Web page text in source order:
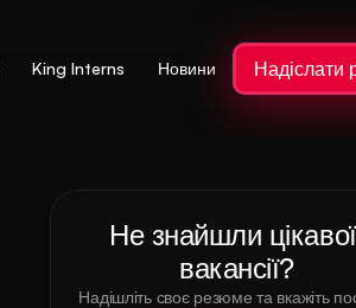
King Interns Новини Надіслати
Не знайшли цікавої
вакансії?
Надішліть своє резюме та вкажіть